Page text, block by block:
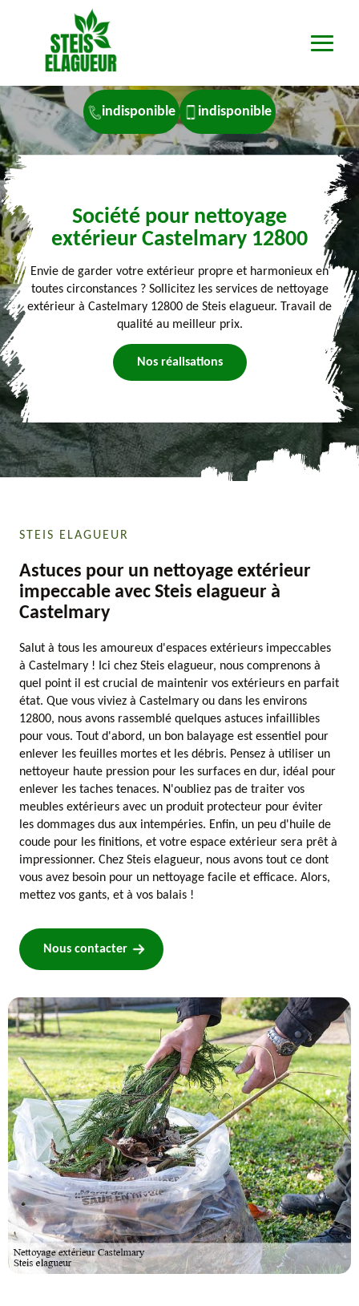
indisponible indisponible
Société pour nettoyage
extérieur Castelmary 12800
Envie de garder votre extérieur propre et harmonieux en
toutes circonstances ? Sollicitez les services de nettoyage
extérieur à Castelmary 12800 de Steis elagueur. Travail de
qualité au meilleur prix.
Nos réalisations
STEIS ELAGUEUR
Astuces pour un nettoyage extérieur
impeccable avec Steis elagueur à
Castelmary
Salut à tous les amoureux d'espaces extérieurs impeccables
à Castelmary ! Ici chez Steis elagueur, nous comprenons à
quel point il est crucial de maintenir vos extérieurs en parfait
état. Que vous viviez à Castelmary ou dans les environs
12800, nous avons rassemblé quelques astuces infaillibles
pour vous. Tout d'abord, un bon balayage est essentiel pour
enlever les feuilles mortes et les débris. Pensez à utiliser un
nettoyeur haute pression pour les surfaces en dur, idéal pour
enlever les taches tenaces. N'oubliez pas de traiter vos
meubles extérieurs avec un produit protecteur pour éviter
les dommages dus aux intempéries. Enfin, un peu d'huile de
coude pour les finitions, et votre espace extérieur sera prêt à
impressionner. Chez Steis elagueur, nous avons tout ce dont
vous avez besoin pour un nettoyage facile et efficace. Alors,
mettez vos gants, et à vos balais !
Nous contacter